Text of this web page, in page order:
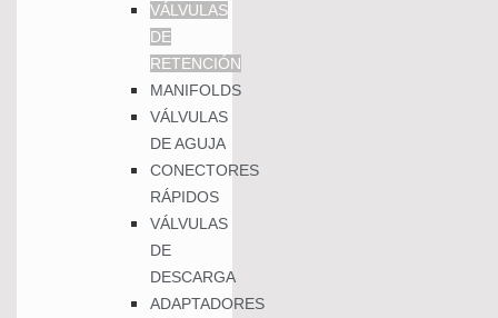
VÁLVULAS
DE
RETENCIÓN
MANIFOLDS
VÁLVULAS
DE AGUJA
CONECTORES
RÁPIDOS
VÁLVULAS
DE
DESCARGA
ADAPTADORES